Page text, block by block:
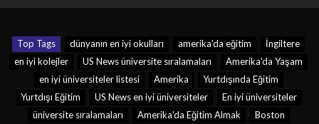
Top Tags dünyanın en iyi okulları amerika'da eğitim
İngiltere
en iyi kolejler
US News üniversite sıralamaları
Amerika'da Yaşam
en iyi üniversiteler listesi
Amerika
Yurtdışında Eğitim
Yurtdışı Eğitim
US News en iyi üniversiteler
En iyi üniversiteler
üniversite sıralamaları
Amerika'da Eğitim Almak Boston